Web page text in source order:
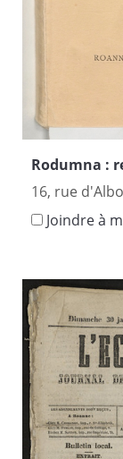
Rodumna :
16, rue
Joindre à